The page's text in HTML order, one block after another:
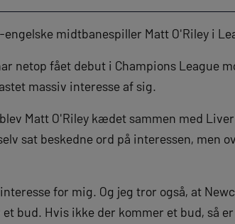
midtbanespiller Matt O'Riley i
netop fået debut i Champions League
massiv interesse af sig.
Matt O'Riley kædet sammen med
sat beskedne ord på interessen, men
for mig. Og jeg tror også, at
bud. Hvis ikke der kommer et bud, så